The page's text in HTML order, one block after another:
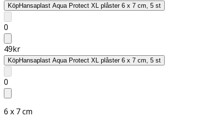
KöpHansaplast Aqua Protect XL plåster 6 x 7 cm, 5 st
0
49kr
KöpHansaplast Aqua Protect XL plåster 6 x 7 cm, 5 st
0
6 x 7 cm